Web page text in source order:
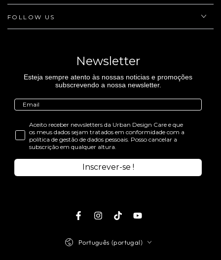
FOLLOW US
Newsletter
Esteja sempre atento às nossas noticias e promoções
subscrevendo a nossa newsletter.
Aceito receber newsletters da Urban Design Care e que
os meus dados sejam tratados em conformidade com a
política de gestão de dados pessoais. Posso cancelar a
subscrição em qualquer altura.
Inscrever-se !
FacebookInstagramTikTokYoutube
Português (portugal)